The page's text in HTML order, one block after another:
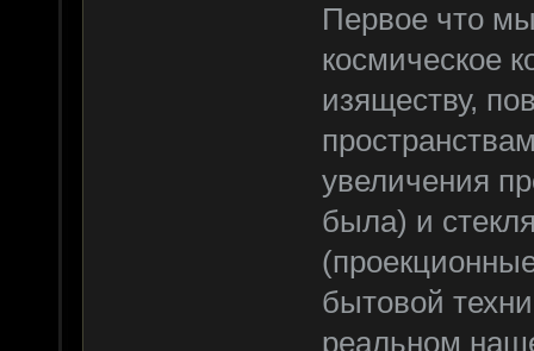
Первое что
космическое
изяществу,
увеличения
была) и
бытовой
реальном